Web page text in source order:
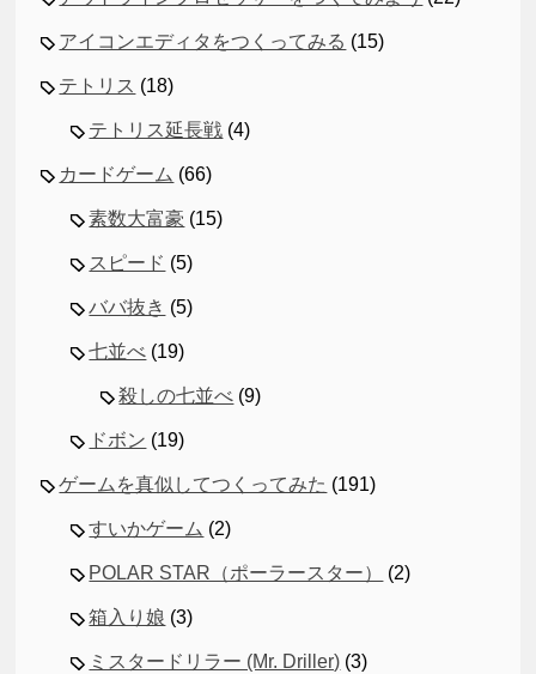
アイコンエディタをつくってみる (15)
テトリス (18)
テトリス延長戦 (4)
カードゲーム (66)
素数大富豪 (15)
スピード (5)
ババ抜き (5)
七並べ (19)
殺しの七並べ (9)
ドボン (19)
ゲームを真似してつくってみた (191)
すいかゲーム (2)
POLAR STAR（ポーラースター） (2)
箱入り娘 (3)
ミスタードリラー (Mr. Driller) (3)